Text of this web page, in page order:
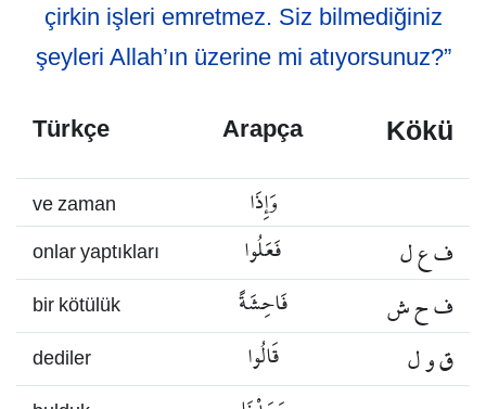
çirkin işleri emretmez. Siz bilmediğiniz
şeyleri Allah’ın üzerine mi atıyorsunuz?”
Türkçe Arapça Kökü
ve zaman وَإِذَا
onlar yaptıkları فَعَلُوا ف ع ل
bir kötülük فَاحِشَةً ف ح ش
dediler قَالُوا ق و ل